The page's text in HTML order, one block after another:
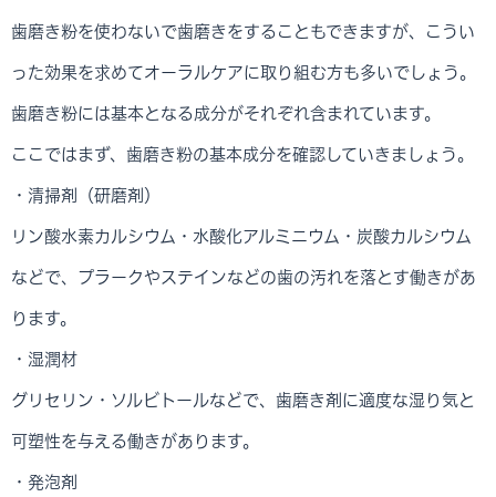
歯磨き粉を使わないで歯磨きをすることもできますが、こうい
った効果を求めてオーラルケアに取り組む方も多いでしょう。
歯磨き粉には基本となる成分がそれぞれ含まれています。
ここではまず、歯磨き粉の基本成分を確認していきましょう。
・清掃剤（研磨剤）
リン酸水素カルシウム・水酸化アルミニウム・炭酸カルシウム
などで、プラークやステインなどの歯の汚れを落とす働きがあ
ります。
・湿潤材
グリセリン・ソルビトールなどで、歯磨き剤に適度な湿り気と
可塑性を与える働きがあります。
・発泡剤